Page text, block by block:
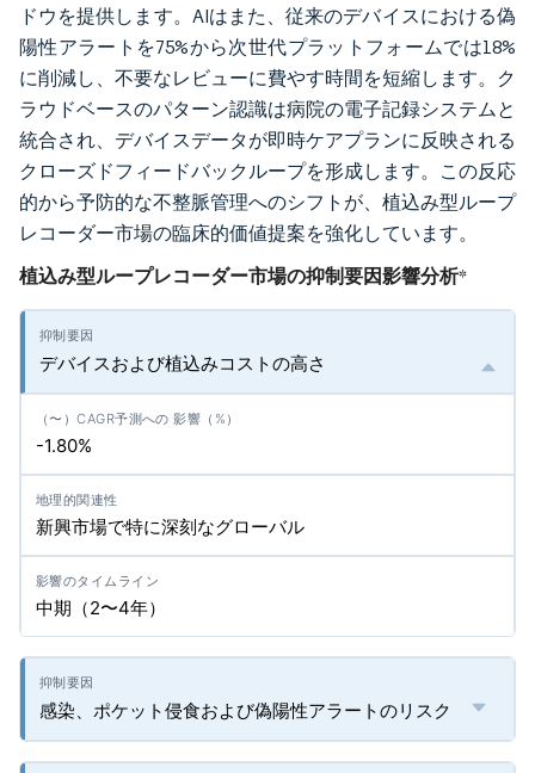
ドウを提供します。AIはまた、従来のデバイスにおける偽
陽性アラートを75%から次世代プラットフォームでは18%
に削減し、不要なレビューに費やす時間を短縮します。ク
ラウドベースのパターン認識は病院の電子記録システムと
統合され、デバイスデータが即時ケアプランに反映される
クローズドフィードバックループを形成します。この反応
的から予防的な不整脈管理へのシフトが、植込み型ループ
レコーダー市場の臨床的価値提案を強化しています。
植込み型ループレコーダー市場の抑制要因影響分析*
デバイスおよび植込みコストの高さ
-1.80%
新興市場で特に深刻なグローバル
中期（2〜4年）
感染、ポケット侵食および偽陽性アラートのリスク